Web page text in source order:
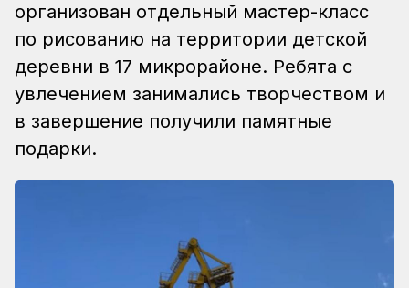
организован отдельный мастер-класс
по рисованию на территории детской
деревни в 17 микрорайоне. Ребята с
увлечением занимались творчеством и
в завершение получили памятные
подарки.